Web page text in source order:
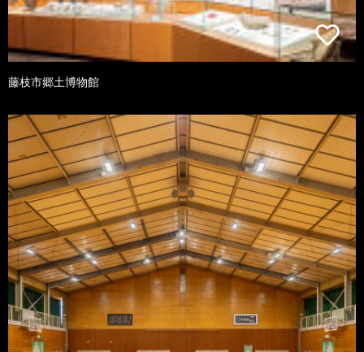
藤枝市郷土博物館